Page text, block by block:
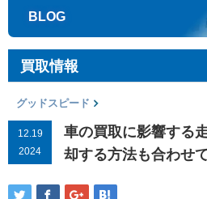
BLOG
買取情報
グッドスピード
12.19
2024
車の買取に影響する
却する方法も合わせ